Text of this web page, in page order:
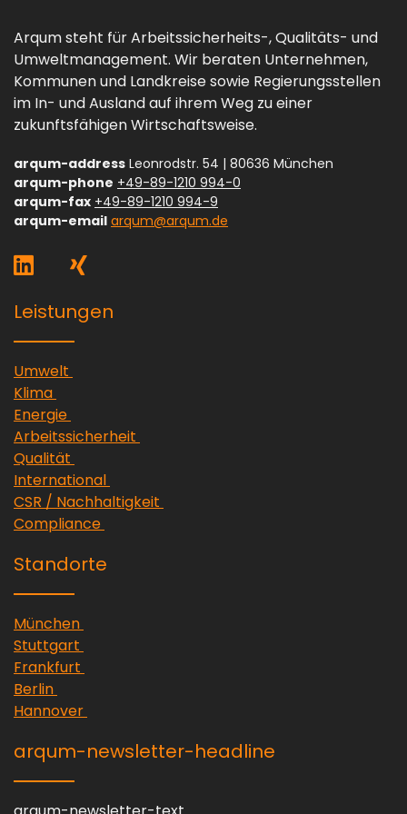
Arqum steht für Arbeitssicherheits-, Qualitäts- und
Umweltmanagement. Wir beraten Unternehmen,
Kommunen und Landkreise sowie Regierungsstellen
im In- und Ausland auf ihrem Weg zu einer
zukunftsfähigen Wirtschaftsweise.
arqum-address Leonrodstr. 54 | 80636 München
arqum-phone +49-89-1210 994-0
arqum-fax +49-89-1210 994-9
arqum-email arqum@arqum.de
arqum-linkedin
arqum-theme-external-link-
arqum-xing
arqum-theme-external-
Leistungen
Umwelt
Klima
Energie
Arbeitssicherheit
Qualität
International
CSR / Nachhaltigkeit
Compliance
Standorte
München
Stuttgart
Frankfurt
Berlin
Hannover
arqum-newsletter-headline